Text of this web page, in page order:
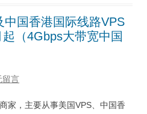
中国香港国际线路VPS
（4Gbps大带宽中国
留言
家，主要从事美国VPS、中国香